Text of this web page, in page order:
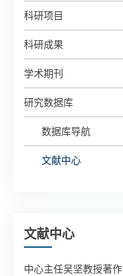
科研项目
科研成果
学术期刊
研究数据库
数据库导航
文献中心
文献中心
中心主任吴坚教授著